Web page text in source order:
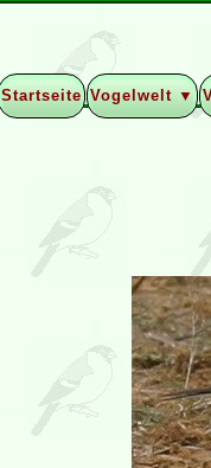
Startseite Vogelwelt ▼